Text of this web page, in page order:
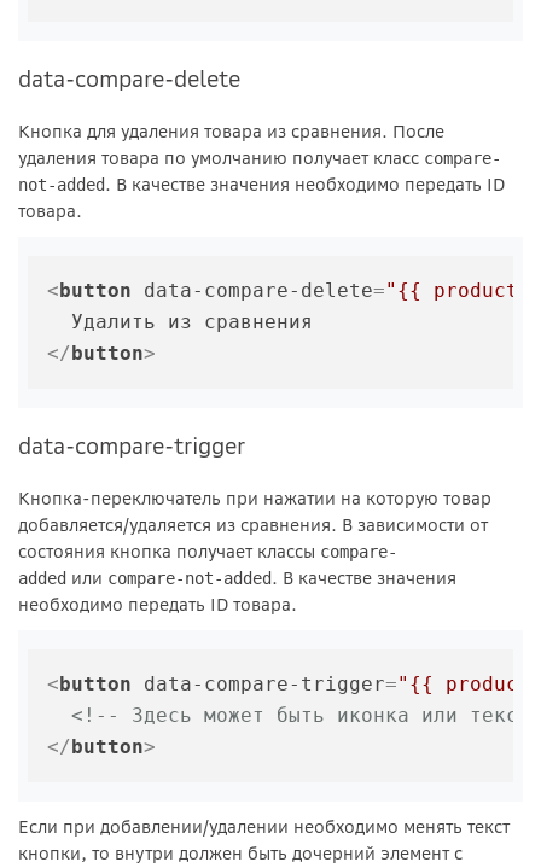
data-compare-delete
Кнопка для удаления товара из сравнения. После
удаления товара по умолчанию получает класс compare-
not-added. В качестве значения необходимо передать ID
товара.
< button data-compare-delete="{{
</ button>
data-compare-trigger
Кнопка-переключатель при нажатии на которую товар
добавляется/удаляется из сравнения. В зависимости от
состояния кнопка получает классы compare-
added или compare-not-added. В качестве значения
необходимо передать ID товара.
< button data-compare-trigger="{{
<!-- Здесь может быть иконка или
</ button>
Если при добавлении/удалении необходимо менять текст
кнопки, то внутри должен быть дочерний элемент с